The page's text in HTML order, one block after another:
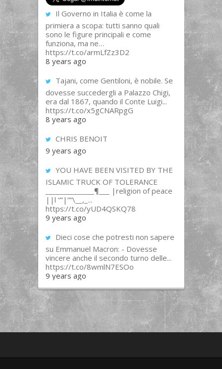
Il Governo in Italia è come la
primiera a scopa: tutti sanno quali
sono le figure principali e come
funziona, ma ne…
https://t.co/armLfZz3D2
8 years ago
Tajani, come Gentiloni, è nobile. Se
dovesse succedergli a Palazzo Chigi,
era dal 1867, quando il Conte Luigi...
https://t.co/x5gCNARpgG
8 years ago
CHRIS BENOIT
9 years ago
YOU HAVE BEEN VISITED BY THE
ISLAMIC TRUCK OF TOLERANCE
______________¶___ |religion of peace
||l “”|””\__,_...
https://t.co/yUD4QSKQ78
9 years ago
Dieci cose che potresti non sapere
su Emmanuel Macron: - Dovesse
vincere anche il secondo turno delle...
https://t.co/8wmlN7ESOo
9 years ago